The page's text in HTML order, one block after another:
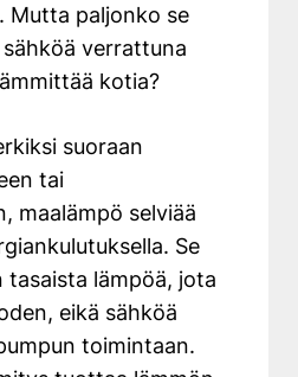
Mutta paljonko se
verrattuna
kotia?
suoraan
tai
maalämpö selviää
Se
tasaista lämpöä, jota
eikä sähköä
toimintaan.